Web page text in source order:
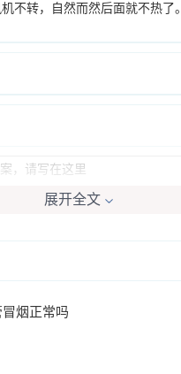
不转，自然而然后面就不热了。
展开全文
烟正常吗